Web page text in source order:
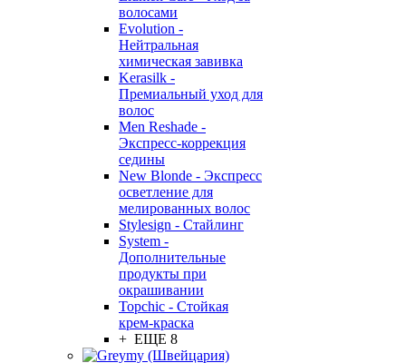
волосами
Evolution -
Нейтральная
химическая завивка
Kerasilk -
Премиальный уход для
волос
Men Reshade -
Экспресс-коррекция
седины
New Blonde - Экспресс
осветление для
мелированных волос
Stylesign - Стайлинг
System -
Дополнительные
продукты при
окрашивании
Topchic - Стойкая
крем-краска
+ ЕЩЕ 8